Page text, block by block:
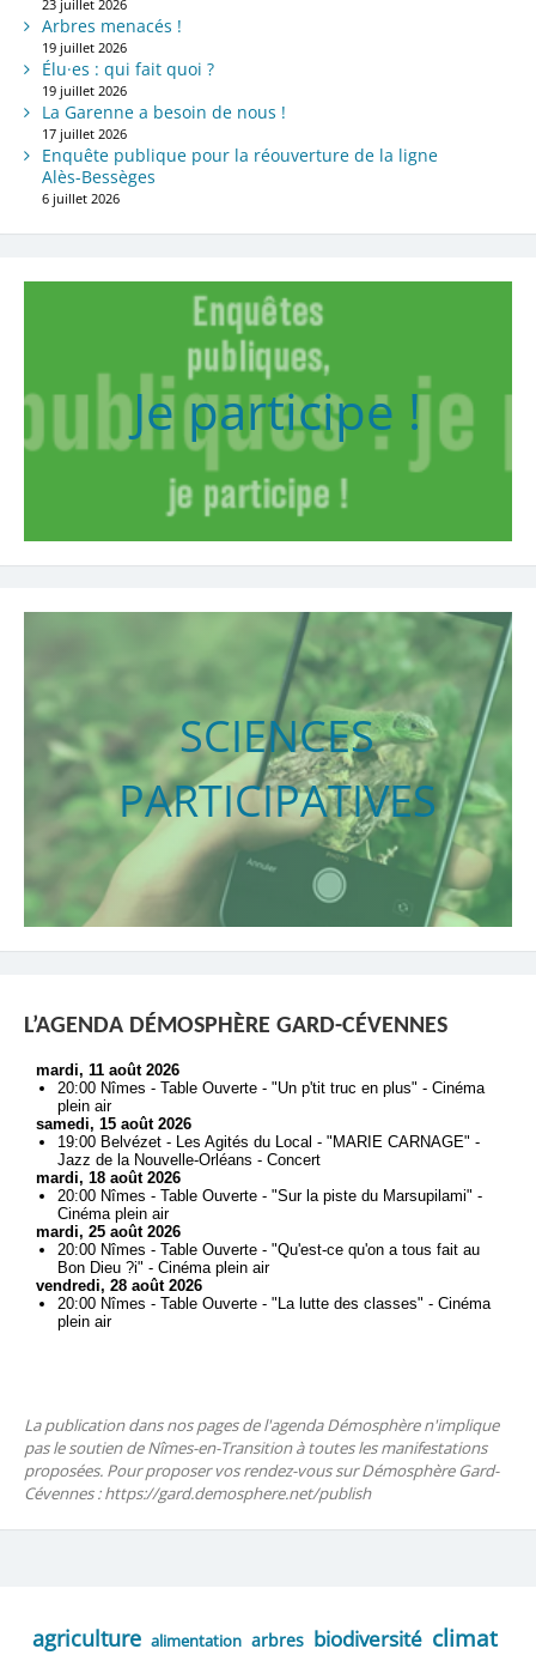
23 juillet 2026
Arbres menacés !
19 juillet 2026
Élu·es : qui fait quoi ?
19 juillet 2026
La Garenne a besoin de nous !
17 juillet 2026
Enquête publique pour la réouverture de la ligne
Alès-Bessèges
6 juillet 2026
Je participe !
SCIENCES
PARTICIPATIVES
L’AGENDA DÉMOSPHÈRE GARD-CÉVENNES
La publication dans nos pages de l'agenda Démosphère n'implique
pas le soutien de Nîmes-en-Transition à toutes les manifestations
proposées. Pour proposer vos rendez-vous sur Démosphère Gard-
Cévennes : https://gard.demosphere.net/publish
agriculture alimentation arbres biodiversité climat